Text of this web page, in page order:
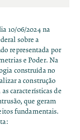
10/06/2024 na
sobre a
representada por
e Poder. Na
construída no
a construção
características de
que geram
fundamentais.